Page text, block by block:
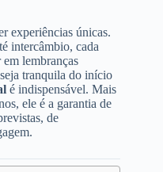
experiências únicas.
intercâmbio, cada
lembranças
tranquila do início
é indispensável. Mais
ele é a garantia de
de